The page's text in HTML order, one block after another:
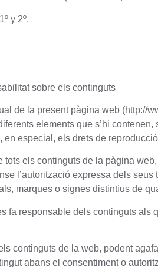
y 2º.
sobre els continguts
de la present pàgina web (http://
elements que s’hi
en especial, els drets de
els continguts de la pàgina
l’autorització expressa dels
marques o signes distintius de
fa responsable dels continguts
continguts de la web, podent
abans el consentiment o